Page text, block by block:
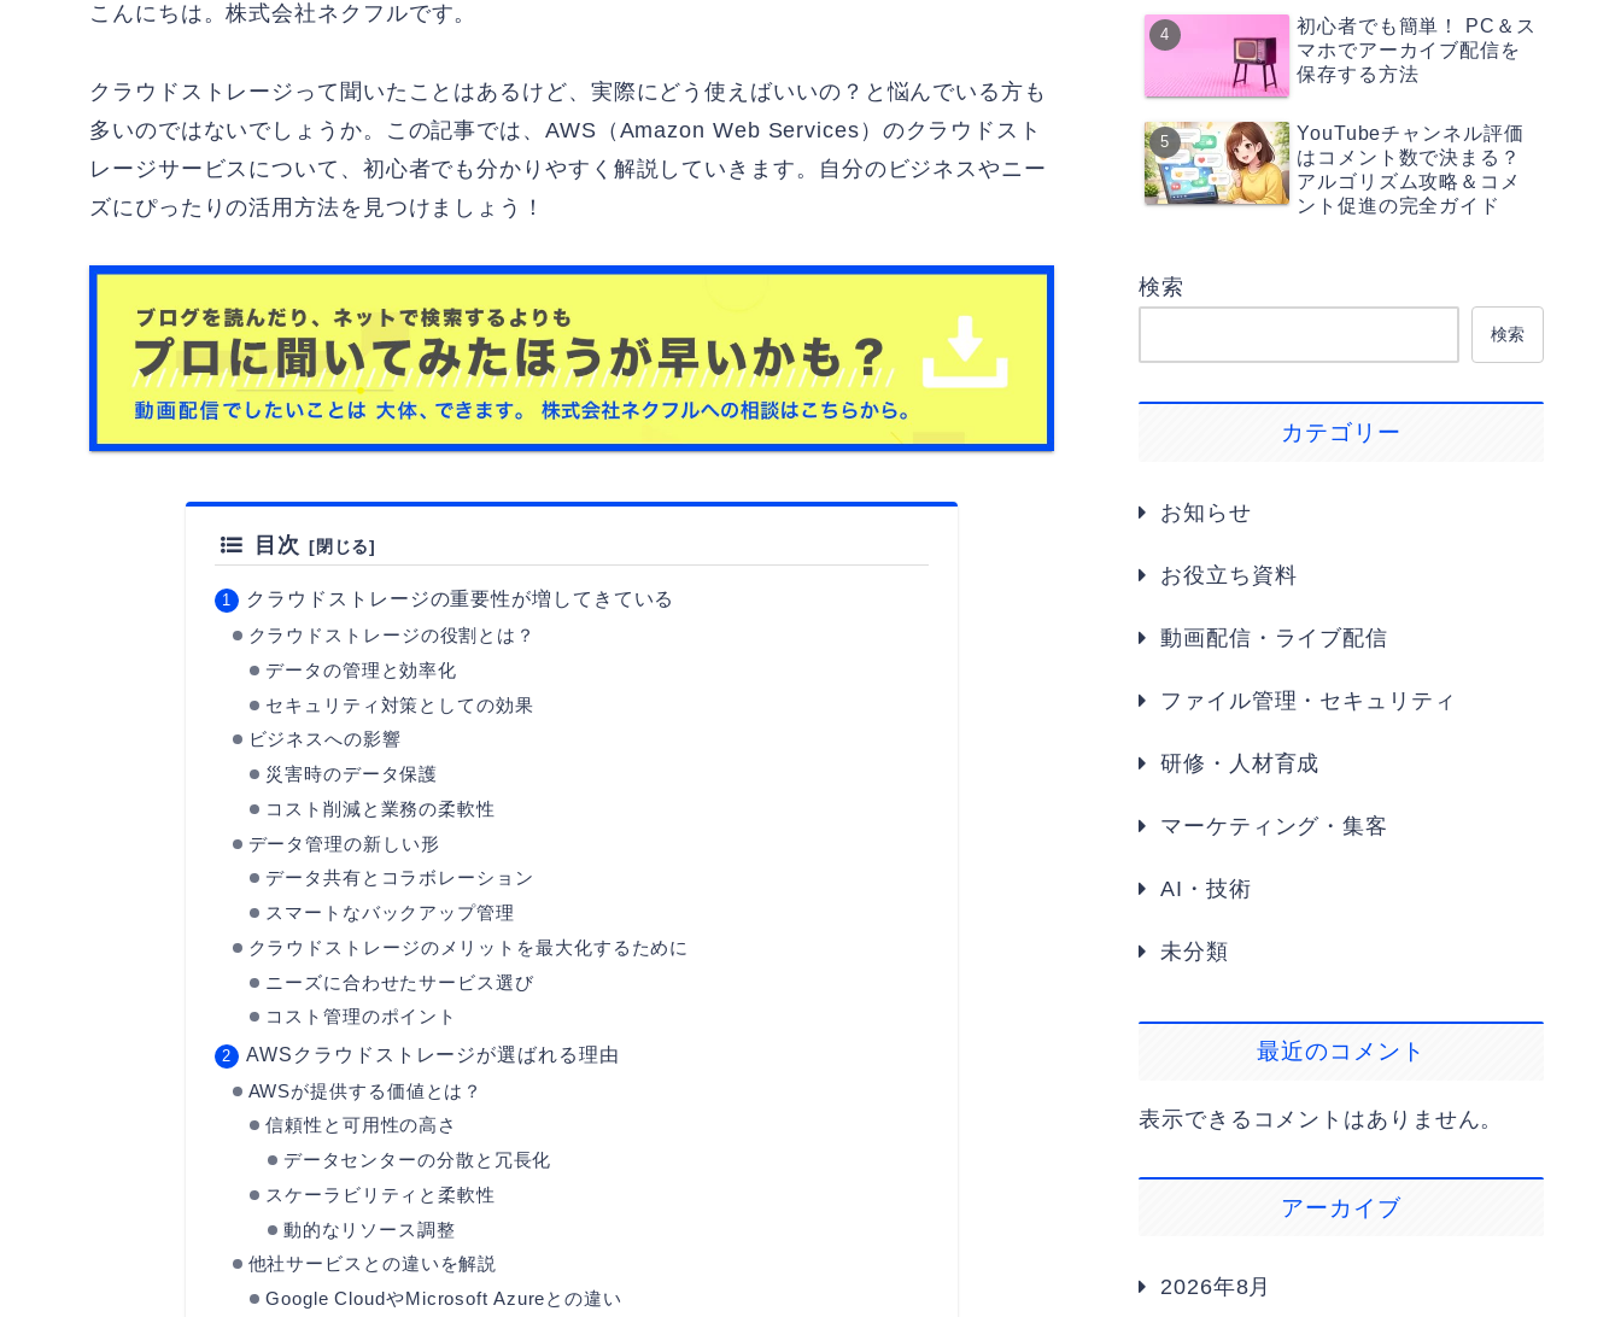
こんにちは。株式会社ネクフルです。
クラウドストレージって聞いたことはあるけど、実際にどう使えばいいの？と悩んでいる方も
多いのではないでしょうか。この記事では、AWS（Amazon Web Services）のクラウドスト
レージサービスについて、初心者でも分かりやすく解説していきます。自分のビジネスやニー
ズにぴったりの活用方法を見つけましょう！
目次
クラウドストレージの重要性が増してきている
クラウドストレージの役割とは？
データの管理と効率化
セキュリティ対策としての効果
ビジネスへの影響
災害時のデータ保護
コスト削減と業務の柔軟性
データ管理の新しい形
データ共有とコラボレーション
スマートなバックアップ管理
クラウドストレージのメリットを最大化するために
ニーズに合わせたサービス選び
コスト管理のポイント
AWSクラウドストレージが選ばれる理由
AWSが提供する価値とは？
信頼性と可用性の高さ
データセンターの分散と冗長化
スケーラビリティと柔軟性
動的なリソース調整
他社サービスとの違いを解説
Google CloudやMicrosoft Azureとの違い
初心者でも簡単！ PC＆ス
マホでアーカイブ配信を
保存する方法
YouTubeチャンネル評価
はコメント数で決まる？
アルゴリズム攻略＆コメ
ント促進の完全ガイド
検索
検索
カテゴリー
お知らせ
お役立ち資料
動画配信・ライブ配信
ファイル管理・セキュリティ
研修・人材育成
マーケティング・集客
AI・技術
未分類
最近のコメント
表示できるコメントはありません。
アーカイブ
2026年8月